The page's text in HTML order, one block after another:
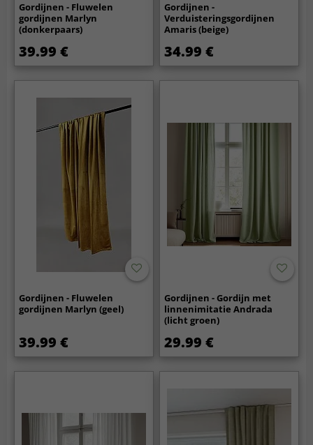
Gordijnen - Fluwelen
gordijnen Marlyn
(donkerpaars)
39.99 €
Gordijnen -
Verduisteringsgordijnen
Amaris (beige)
34.99 €
Gordijnen - Fluwelen
gordijnen Marlyn (geel)
39.99 €
Gordijnen - Gordijn met
linnenimitatie Andrada
(licht groen)
29.99 €